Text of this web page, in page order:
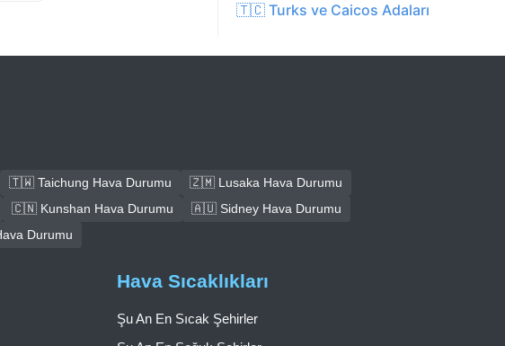
🇹🇨 Turks ve Caicos Adaları
🇹🇼 Taichung Hava Durumu
🇿🇲 Lusaka Hava Durumu
🇨🇳 Kunshan Hava Durumu
🇦🇺 Sidney Hava Durumu
Durumu
Hava Sıcaklıkları
Şu An En Sıcak Şehirler